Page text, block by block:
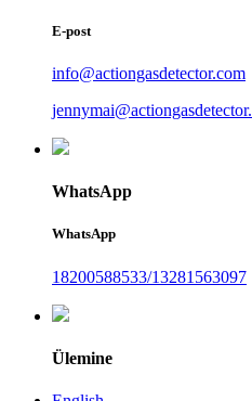
E-post
info@actiongasdetector.com
WhatsApp
WhatsApp
18200588533/13281563097
Ülemine